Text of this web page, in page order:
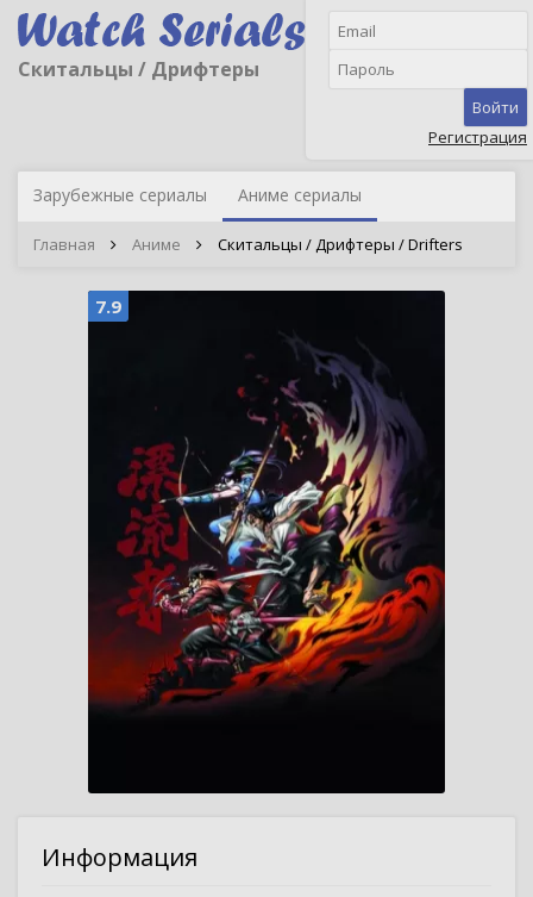
Скитальцы / Дрифтеры
Войти
Регистрация
Зарубежные сериалы Аниме сериалы
Главная Аниме Скитальцы / Дрифтеры / Drifters
7.9
Информация